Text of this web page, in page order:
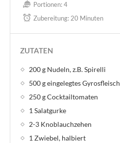
Portionen:4
Zubereitung: 20 Minuten
ZUTATEN
200 g Nudeln, z.B. Spirelli
500 g eingelegtes Gyrosfleisch
250 g Cocktailtomaten
1 Salatgurke
2-3 Knoblauchzehen
1 Zwiebel, halbiert